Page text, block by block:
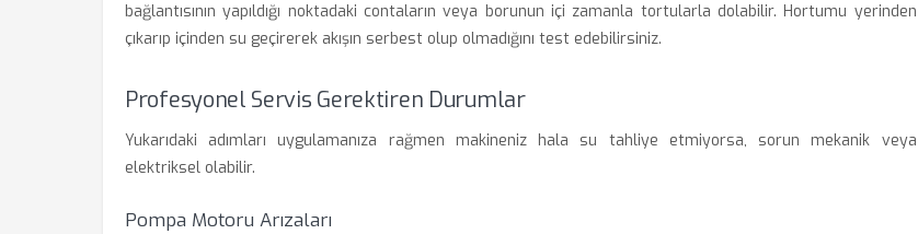
bağlantısının yapıldığı noktadaki contaların veya borunun içi zamanla tortularla dolabilir. Hortumu yerinden
çıkarıp içinden su geçirerek akışın serbest olup olmadığını test edebilirsiniz.
Profesyonel Servis Gerektiren Durumlar
Yukarıdaki adımları uygulamanıza rağmen makineniz hala su tahliye etmiyorsa, sorun mekanik veya
elektriksel olabilir.
Pompa Motoru Arızaları